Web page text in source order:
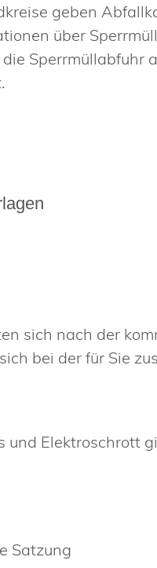
geben
über
Sperrmüllabfuhr
sich nach der
bei der für Sie
und Elektroschrott
Satzung